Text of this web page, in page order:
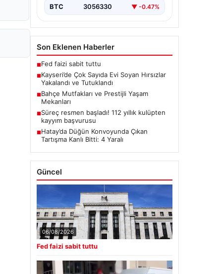
BTC 3056330 ▼ -0.47%
Son Eklenen Haberler
■Fed faizi sabit tuttu
■Kayseri’de Çok Sayıda Evi Soyan Hırsızlar
Yakalandı ve Tutuklandı
■Bahçe Mutfakları ve Prestijli Yaşam
Mekanları
■Süreç resmen başladı! 112 yıllık kulüpten
kayyım başvurusu
■Hatay’da Düğün Konvoyunda Çıkan
Tartışma Kanlı Bitti: 4 Yaralı
Güncel
06/08/2026
Fed faizi sabit tuttu